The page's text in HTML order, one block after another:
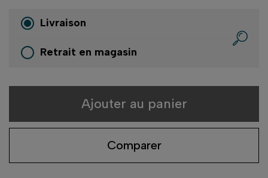
Livraison
Retrait en magasin
Ajouter au panier
Comparer